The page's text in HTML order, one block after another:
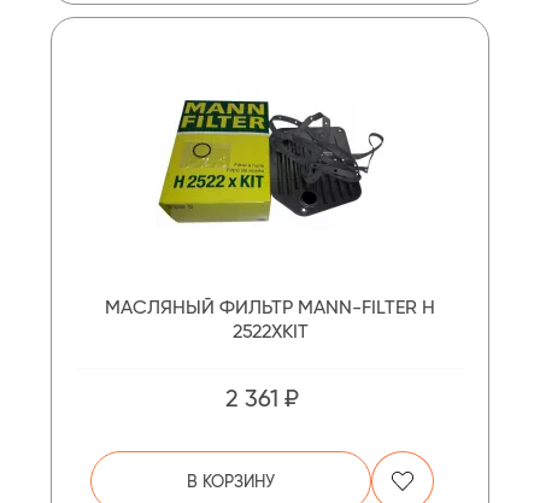
МАСЛЯНЫЙ ФИЛЬТР MANN-FILTER H
2522XKIT
2 361 ₽
В КОРЗИНУ